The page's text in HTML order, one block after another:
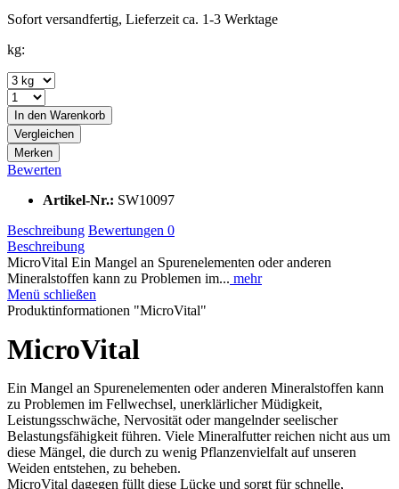
Sofort versandfertig, Lieferzeit ca. 1-3 Werktage
kg:
In den Warenkorb
Vergleichen
Merken
Bewerten
Artikel-Nr.: SW10097
Beschreibung Bewertungen 0
Beschreibung
MicroVital Ein Mangel an Spurenelementen oder anderen
Mineralstoffen kann zu Problemen im... mehr
Menü schließen
Produktinformationen "MicroVital"
MicroVital
Ein Mangel an Spurenelementen oder anderen Mineralstoffen kann
zu Problemen im Fellwechsel, unerklärlicher Müdigkeit,
Leistungsschwäche, Nervosität oder mangelnder seelischer
Belastungsfähigkeit führen. Viele Mineralfutter reichen nicht aus um
diese Mängel, die durch zu wenig Pflanzenvielfalt auf unseren
Weiden entstehen, zu beheben.
MicroVital dagegen füllt diese Lücke und sorgt für schnelle,